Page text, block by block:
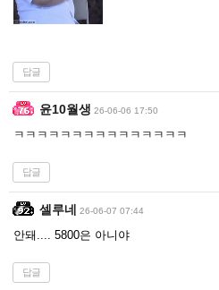
답글
윤10월생 26-06-06 17:50
ㅋㅋㅋㅋㅋㅋㅋㅋㅋㅋㅋㅋㅋㅋㅋ
답글
셀루네 26-06-07 07:44
안돼.... 5800은 아니야
답글